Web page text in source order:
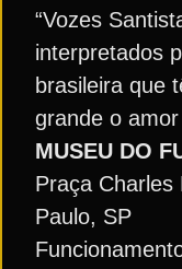
“Vozes
interpretados
brasileira que
grande o
MUSEU DO
Praça Charles
Paulo, SP